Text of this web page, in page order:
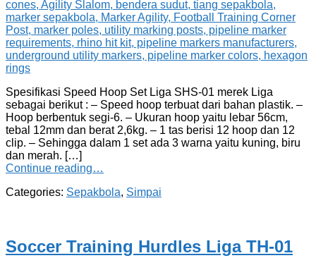
Spesifikasi Speed Hoop Set Liga SHS-01 merek Liga
sebagai berikut : – Speed hoop terbuat dari bahan plastik. –
Hoop berbentuk segi-6. – Ukuran hoop yaitu lebar 56cm,
tebal 12mm dan berat 2,6kg. – 1 tas berisi 12 hoop dan 12
clip. – Sehingga dalam 1 set ada 3 warna yaitu kuning, biru
dan merah. […]
Continue reading…
Categories: Sepakbola, Simpai
Soccer Training Hurdles Liga TH-01